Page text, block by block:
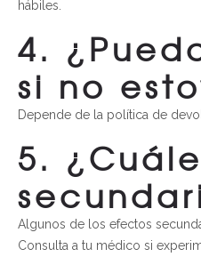
hábiles.
4.
si no
Depende de la política de
5.
Algunos de los efectos
Consulta a tu médico si